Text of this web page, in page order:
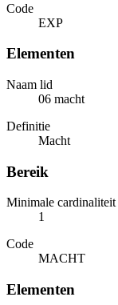
Code
EXP
Elementen
Naam lid
06 macht
Definitie
Macht
Bereik
Minimale cardinaliteit
1
Code
MACHT
Elementen